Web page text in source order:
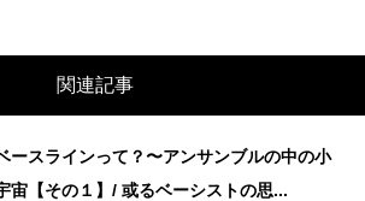
関連記事
ースラインって？〜アンサンブルの中の小
宙【その１】/ 或るベーシストの思...